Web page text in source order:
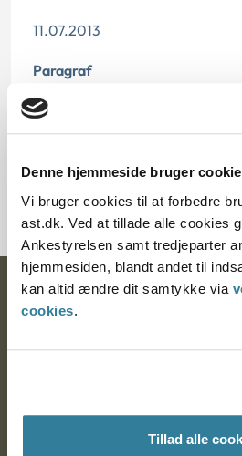
Denne hjemmeside bruger
Vi bruger cookies til at forbedre
ast.dk. Ved at tillade alle cookies
Ankestyrelsen samt tredjeparter
hjemmesiden, blandt andet til
kan altid ændre dit samtykke via
cookies.
Tillad alle
11.07.2013
Paragraf
§ 85 § 47 § 87
Ankestyrelsen